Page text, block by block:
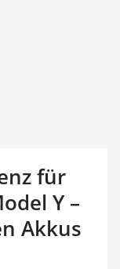
für
Y –
Akkus